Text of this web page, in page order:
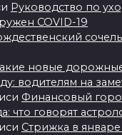
Руководство по
COVID-19
новые
водителям на
Финансовый
что говорят
Стрижка в